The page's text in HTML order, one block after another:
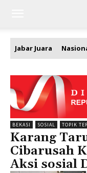
Jabar Juara
BEKASI SOSIAL TOPIK
Karang
Cibarusah
Aksi sosial